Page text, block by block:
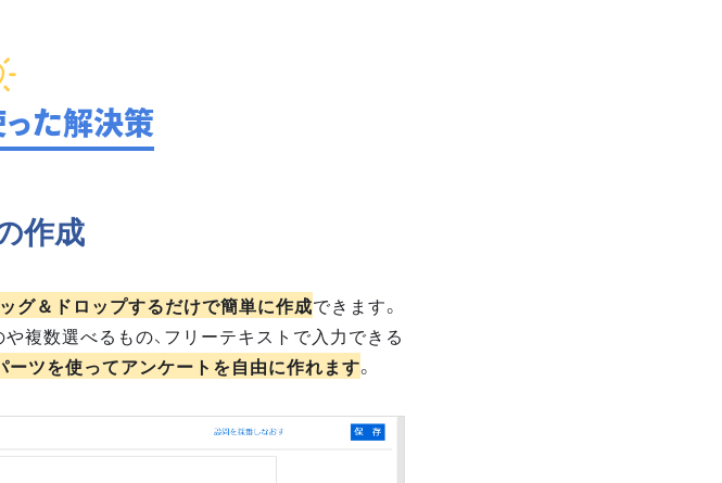
た解決策
作成
グ＆ドロップするだけで簡単に作成できます。
複数選べるもの、フリーテキストで入力できる
ーツを使ってアンケートを自由に作れます。